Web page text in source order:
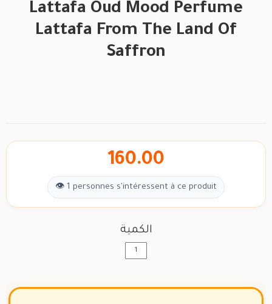
Lattafa Oud Mood Perfume
Lattafa From The Land Of
Saffron
160.00
👁 1 personnes s'intéressent à ce produit
الكمية